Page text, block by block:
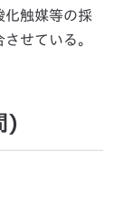
化触媒等の採
せている。
)